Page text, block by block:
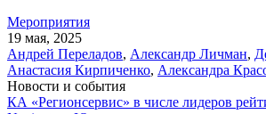
Мероприятия
19 мая, 2025
Андрей Переладов, Александр Личман,
Анастасия Кирпиченко, Александра
Новости и события
КА «Регионсервис» в числе лидеров